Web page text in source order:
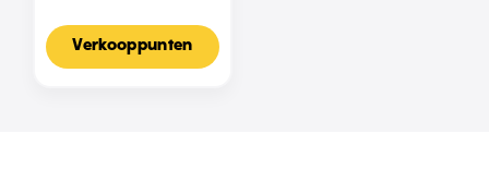
Voor 2-4 Spelers,
Nederlandse Editie
Verkooppunten